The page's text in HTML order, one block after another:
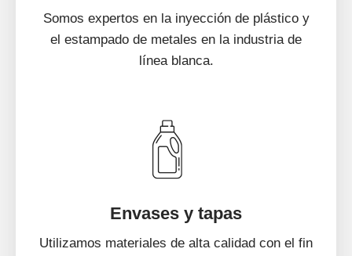
Somos expertos en la inyección de plástico y
el estampado de metales en la industria de
línea blanca.
Envases y tapas
Utilizamos materiales de alta calidad con el fin